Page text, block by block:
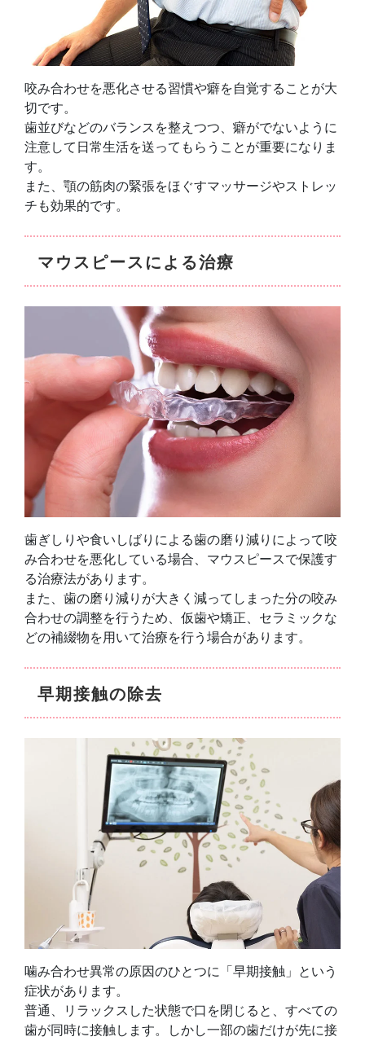
咬み合わせを悪化させる習慣や癖を自覚することが大
切です。
歯並びなどのバランスを整えつつ、癖がでないように
注意して日常生活を送ってもらうことが重要になりま
す。
また、顎の筋肉の緊張をほぐすマッサージやストレッ
チも効果的です。
マウスピースによる治療
歯ぎしりや食いしばりによる歯の磨り減りによって咬
み合わせを悪化している場合、マウスピースで保護す
る治療法があります。
また、歯の磨り減りが大きく減ってしまった分の咬み
合わせの調整を行うため、仮歯や矯正、セラミックな
どの補綴物を用いて治療を行う場合があります。
早期接触の除去
噛み合わせ異常の原因のひとつに「早期接触」という
症状があります。
普通、リラックスした状態で口を閉じると、すべての
歯が同時に接触します。しかし一部の歯だけが先に接